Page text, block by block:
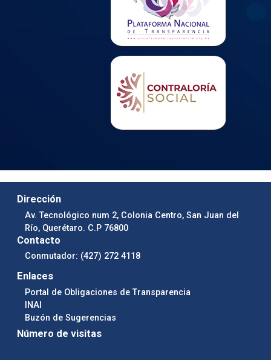
Dirección
Av. Tecnológico num 2, Colonia Centro, San Juan del
Río, Querétaro. C.P 76800
Contacto
Conmutador: (427) 272 4118
Enlaces
Portal de Obligaciones de Transparencia
INAI
Buzón de Sugerencias
Número de visitas